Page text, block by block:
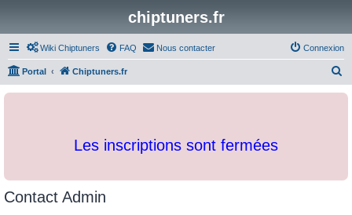
chiptuners.fr
Wiki Chiptuners FAQ Nous contacter Connexion
Portal Chiptuners.fr
c
Les inscriptions sont fermées
Contact Admin